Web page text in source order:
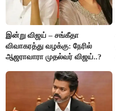
இன்று விஜய் – சங்கீதா
விவாகரத்து வழக்கு: நேரில்
ஆஜராவாரா முதல்வர் விஜய்..?